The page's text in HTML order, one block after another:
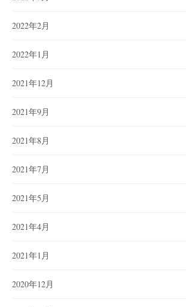
2022年2月
2022年1月
2021年12月
2021年9月
2021年8月
2021年7月
2021年5月
2021年4月
2021年1月
2020年12月